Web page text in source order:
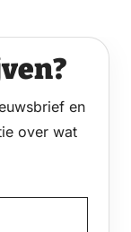
en
over wat